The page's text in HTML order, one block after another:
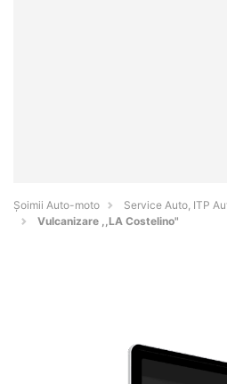
Șoimii Auto-moto
Service Auto, ITP
Vulcanizare ,,LA Costelino"